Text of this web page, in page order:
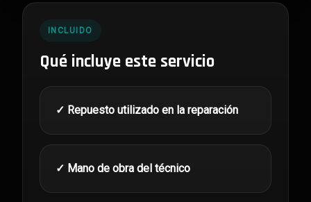
INCLUIDO
Qué incluye este servicio
✓ Repuesto utilizado en la reparación
✓ Mano de obra del técnico